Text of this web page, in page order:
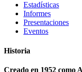
Estadísticas
Informes
Presentaciones
Eventos
Historia
Creado en 1952 como